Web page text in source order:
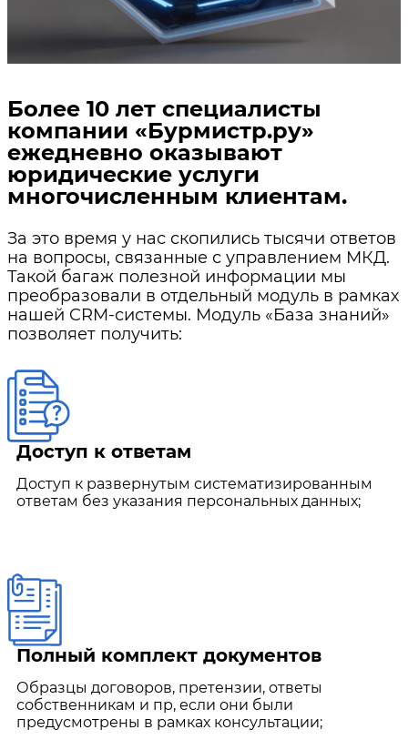
Более 10 лет специалисты
компании «Бурмистр.ру»
ежедневно оказывают
юридические услуги
многочисленным клиентам.
За это время у нас скопились тысячи ответов
на вопросы, связанные с управлением МКД.
Такой багаж полезной информации мы
преобразовали в отдельный модуль в рамках
нашей CRM-системы. Модуль «База знаний»
позволяет получить:
Доступ к ответам
Доступ к развернутым систематизированным
ответам без указания персональных данных;
Полный комплект документов
Образцы договоров, претензии, ответы
собственникам и пр, если они были
предусмотрены в рамках консультации;